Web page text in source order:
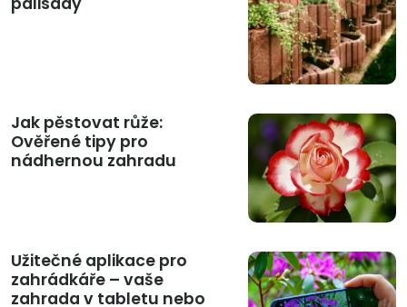
Jak pěstovat růže:
Ověřené tipy pro
nádhernou zahradu
Užitečné aplikace pro
zahrádkáře – vaše
zahrada v tabletu nebo